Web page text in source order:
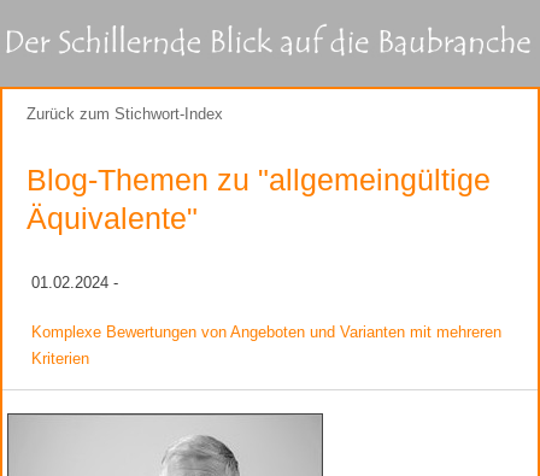
Zurück zum Stichwort-Index
Blog-Themen zu "allgemeingültige
Äquivalente"
01.02.2024 -
Komplexe Bewertungen von Angeboten und Varianten mit mehreren
Kriterien